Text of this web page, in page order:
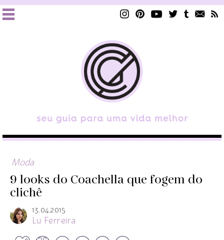
Moda
9 looks do Coachella que fogem do
clichê
13.04.2015
Lu Ferreira